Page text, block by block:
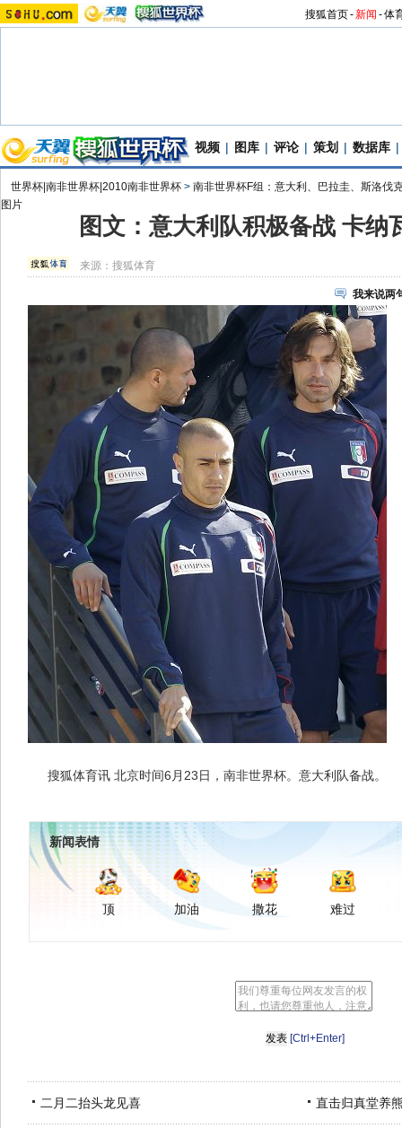
搜狐首页-新闻 -体
视频 | 图库 | 评论 | 策划 | 数据库 |
世界杯|南非世界杯|2010南非世界杯 > 南非世界杯F组：意大利、巴拉圭、斯洛伐
图片
图文：意大利队积极备战 卡纳
来源：搜狐体育
我来说两
搜狐体育讯 北京时间6月23日，南非世界杯。意大利队备战。
新闻表情
顶 加油 撒花 难过
[Ctrl+Enter]
二月二抬头龙见喜 直击归真堂养